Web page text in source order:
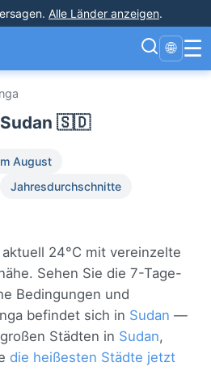
. Alle Länder anzeigen.
🌐 ☰
Sudan 🇸🇩
August
Jahresdurchschnitte
24°C mit vereinzelte
Sehen Sie die 7-Tage-
Bedingungen und
befindet sich in Sudan —
Städten in Sudan,
die heißesten Städte jetzt